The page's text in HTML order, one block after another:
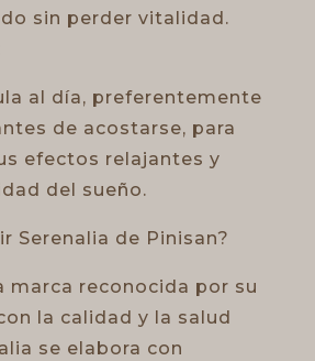
sin perder vitalidad.
al día, preferentemente
de acostarse, para
efectos relajantes y
del sueño.
Serenalia de Pinisan?
marca reconocida por su
la calidad y la salud
se elabora con